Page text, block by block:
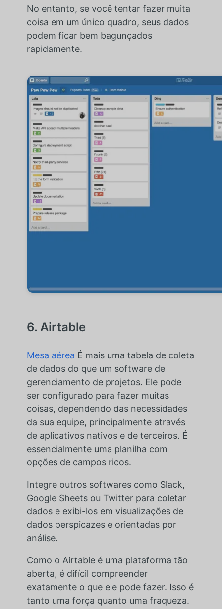
No entanto, se você tentar fazer muita
coisa em um único quadro, seus dados
podem ficar bem bagunçados
rapidamente.
6. Airtable
Mesa aérea É mais uma tabela de coleta
de dados do que um software de
gerenciamento de projetos. Ele pode
ser configurado para fazer muitas
coisas, dependendo das necessidades
da sua equipe, principalmente através
de aplicativos nativos e de terceiros. É
essencialmente uma planilha com
opções de campos ricos.
Integre outros softwares como Slack,
Google Sheets ou Twitter para coletar
dados e exibi-los em visualizações de
dados perspicazes e orientadas por
análise.
Como o Airtable é uma plataforma tão
aberta, é difícil compreender
exatamente o que ele pode fazer. Isso é
tanto uma força quanto uma fraqueza.